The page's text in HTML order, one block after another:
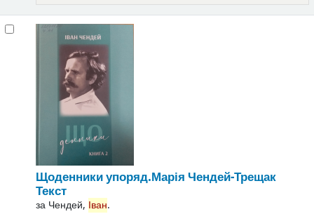
Щоденникиупоряд.Марія Чендей-Трещак
Текст
за Чендей, Іван.